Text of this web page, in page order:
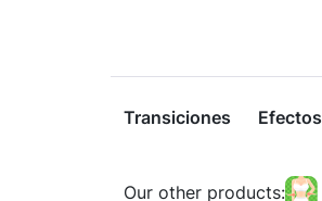
Transiciones Efectos
Our other products: